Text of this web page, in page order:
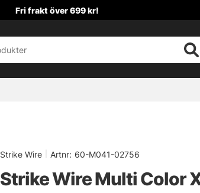
Fri frakt över 699 kr!
Strike Wire Artnr: 60-M041-02756
Strike Wire Multi Color